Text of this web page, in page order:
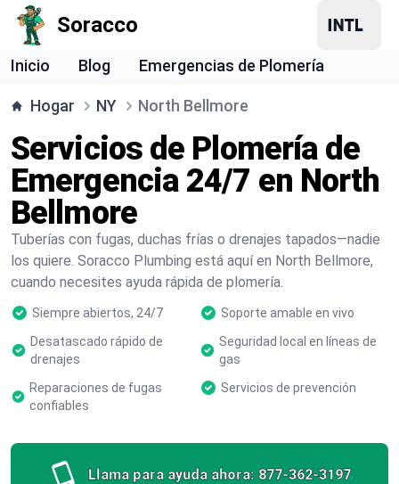
Soracco
Inicio Blog Emergencias de Plomería
Hogar NY North Bellmore
Servicios de Plomería de
Emergencia 24/7 en North
Bellmore
Tuberías con fugas, duchas frías o drenajes tapados—nadie
los quiere. Soracco Plumbing está aquí en North Bellmore,
cuando necesites ayuda rápida de plomería.
Siempre abiertos, 24/7
Soporte amable en vivo
Desatascado rápido de
drenajes
Seguridad local en líneas de
gas
Reparaciones de fugas
confiables
Servicios de prevención
Llama para ayuda ahora: 877-362-3197